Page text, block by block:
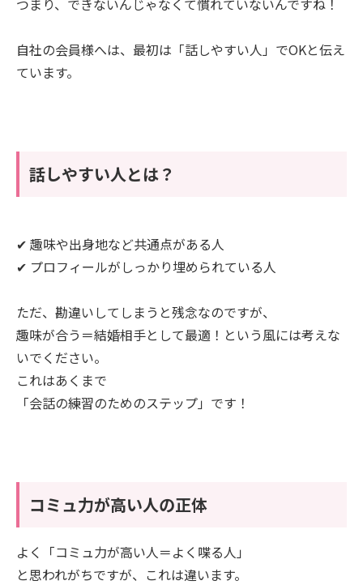
自社の会員様へは、最初は「話しやすい人」でOKと伝え
ています。
話しやすい人とは？
✔ 趣味や出身地など共通点がある人
✔ プロフィールがしっかり埋められている人
ただ、勘違いしてしまうと残念なのですが、
趣味が合う＝結婚相手として最適！という風には考えな
いでください。
これはあくまで
「会話の練習のためのステップ」です！
コミュ力が高い人の正体
よく「コミュ力が高い人＝よく喋る人」
と思われがちですが、これは違います。